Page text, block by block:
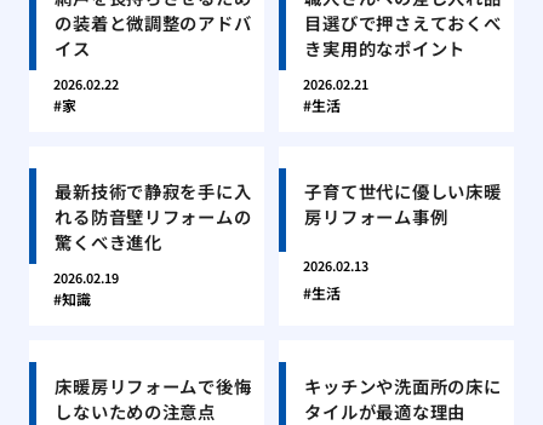
の装着と微調整のアドバ
イス
2026.02.22
家
目選びで押さえておくべ
き実用的なポイント
2026.02.21
生活
最新技術で静寂を手に入
れる防音壁リフォームの
驚くべき進化
2026.02.19
知識
子育て世代に優しい床暖
房リフォーム事例
2026.02.13
生活
床暖房リフォームで後悔
しないための注意点
キッチンや洗面所の床に
タイルが最適な理由